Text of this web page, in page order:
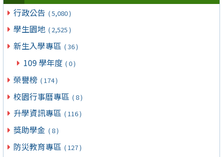
行政公告 ( 5,080 )
學生園地 ( 2,525 )
新生入學專區 ( 36 )
109 學年度 ( 0 )
榮譽榜 ( 174 )
校園行事曆專區 ( 8 )
升學資訊專區 ( 116 )
獎助學金 ( 8 )
防災教育專區 ( 127 )